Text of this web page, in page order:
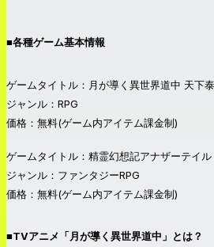
■各種ゲーム基本情報
ゲームタイトル：月が導く異世界道中 天下
ジャンル：RPG
価格：無料(ゲーム内アイテム課金制)
ゲームタイトル：精霊幻想記アナザーテイル
ジャンル：ファンタジーRPG
価格：無料(ゲーム内アイテム課金制)
■TVアニメ「月が導く異世界道中」とは？